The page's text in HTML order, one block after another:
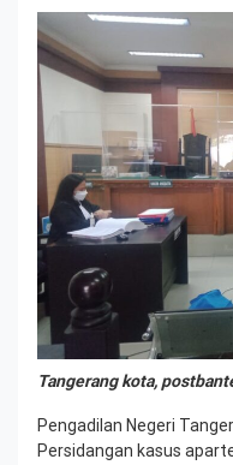
Tangerang kota,
Pengadilan Negeri
Persidangan kasus